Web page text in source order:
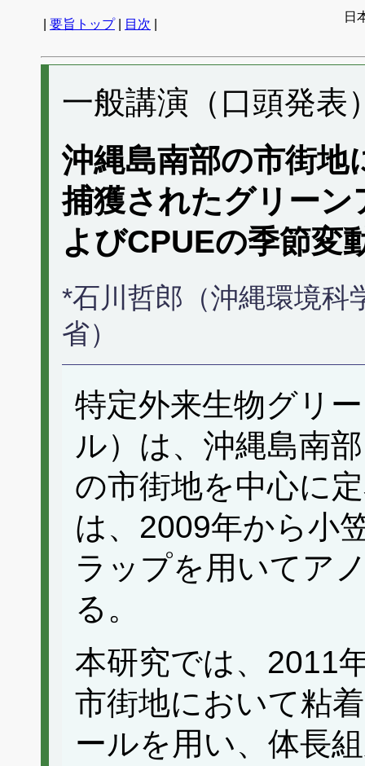
要旨トップ| 目次
日
一般講演（口頭発表
沖縄島南部の市街地
捕獲されたグリー
よびCPUEの季節変
*石川哲郎（沖縄環境科
省）
特定外来生物グリ
ル）は、沖縄島南
の市街地を中心に
は、2009年から小
ラップを用いてア
る。
本研究では、2011
市街地において粘
ールを用い、体長